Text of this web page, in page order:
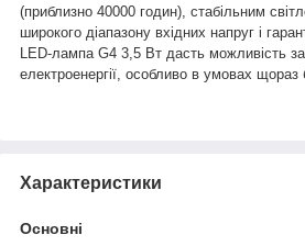
(приблизно 40000 годин), стабільним
широкого діапазону вхідних напруг і
LED-лампа G4 3,5 Вт дасть можливість
електроенергії, особливо в умовах щораз
Характеристики
Основні